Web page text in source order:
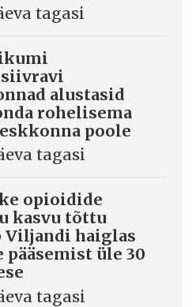
tagasi
alustasid
rohelisema
poole
tagasi
opioidide
kasvu tõttu
Viljandi haiglas
pääsemist üle 30
tagasi